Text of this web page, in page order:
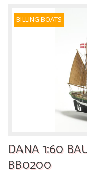
BILLING BOATS
DANA 1:60
BB0200